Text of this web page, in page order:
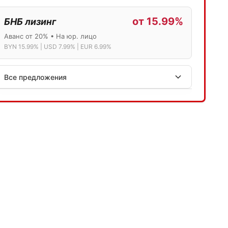
БНБ лизинг от 15.99%
Аванс от 20% • На юр. лицо
BYN 15.99% | USD 7.99% | EUR 6.99%
Все предложения
АСБ лизинг